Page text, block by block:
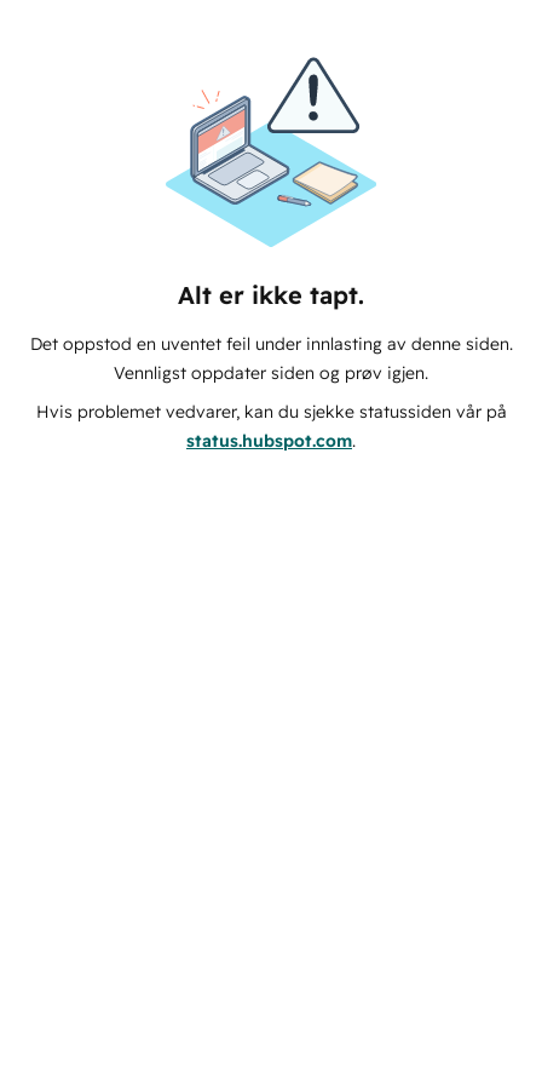
Alt er ikke tapt.
Det oppstod en uventet feil under innlasting av denne siden.
Vennligst oppdater siden og prøv igjen.
Hvis problemet vedvarer, kan du sjekke statussiden vår på
status.hubspot.com.